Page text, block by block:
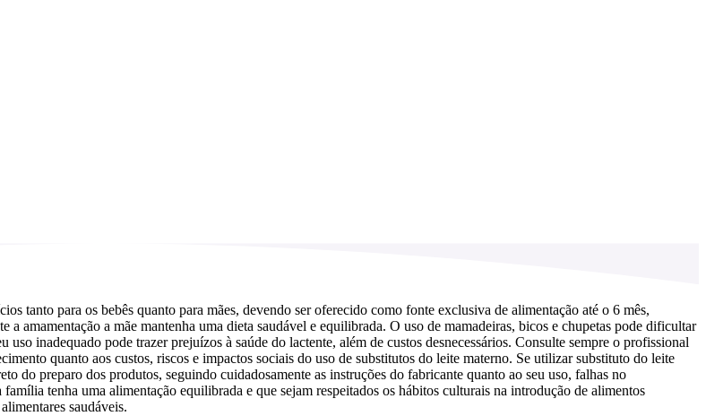
tanto para os bebês quanto para mães, devendo ser oferecido como fonte exclusiva de alimentação até o 6 mês,
amamentação a mãe mantenha uma dieta saudável e equilibrada. O uso de mamadeiras, bicos e chupetas pode dificultar
inadequado pode trazer prejuízos à saúde do lactente, além de custos desnecessários. Consulte sempre o profissional
quanto aos custos, riscos e impactos sociais do uso de substitutos do leite materno. Se utilizar substituto do leite
do preparo dos produtos, seguindo cuidadosamente as instruções do fabricante quanto ao seu uso, falhas no
tenha uma alimentação equilibrada e que sejam respeitados os hábitos culturais na introdução de alimentos
saudáveis.